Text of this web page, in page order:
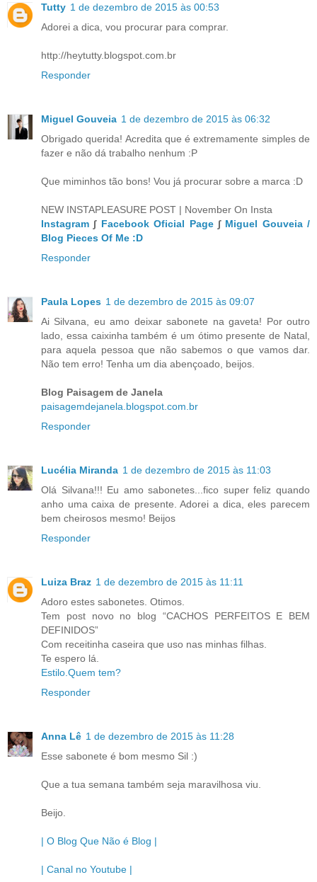
Tutty 1 de dezembro de 2015 às 00:53
Adorei a dica, vou procurar para comprar.
http://heytutty.blogspot.com.br
Responder
Miguel Gouveia 1 de dezembro de 2015 às 06:32
Obrigado querida! Acredita que é extremamente simples de
fazer e não dá trabalho nenhum :P
Que miminhos tão bons! Vou já procurar sobre a marca :D
NEW INSTAPLEASURE POST | November On Insta
Instagram ∫ Facebook Oficial Page∫ Miguel Gouveia /
Blog Pieces Of Me :D
Responder
Paula Lopes 1 de dezembro de 2015 às 09:07
Ai Silvana, eu amo deixar sabonete na gaveta! Por outro
lado, essa caixinha também é um ótimo presente de Natal,
para aquela pessoa que não sabemos o que vamos dar.
Não tem erro! Tenha um dia abençoado, beijos.
Blog Paisagem de Janela
paisagemdejanela.blogspot.com.br
Responder
Lucélia Miranda 1 de dezembro de 2015 às 11:03
Olá Silvana!!! Eu amo sabonetes...fico super feliz quando
anho uma caixa de presente. Adorei a dica, eles parecem
bem cheirosos mesmo! Beijos
Responder
Luiza Braz 1 de dezembro de 2015 às 11:11
Adoro estes sabonetes. Otimos.
Tem post novo no blog “CACHOS PERFEITOS E BEM
DEFINIDOS”
Com receitinha caseira que uso nas minhas filhas.
Te espero lá.
Estilo.Quem tem?
Responder
Anna Lê 1 de dezembro de 2015 às 11:28
Esse sabonete é bom mesmo Sil :)
Que a tua semana também seja maravilhosa viu.
Beijo.
| O Blog Que Não é Blog |
| Canal no Youtube |